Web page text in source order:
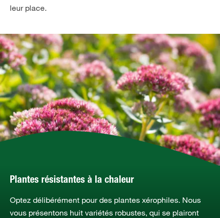
leur place.
Plantes résistantes à la chaleur
Optez délibérément pour des plantes xérophiles. Nous
vous présentons huit variétés robustes, qui se plairont